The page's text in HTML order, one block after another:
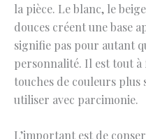
la pièce. Le blanc, le
douces créent une base
signifie pas pour autant
personnalité. Il est tout à
touches de couleurs plus
utiliser avec parcimonie.
L’important est de